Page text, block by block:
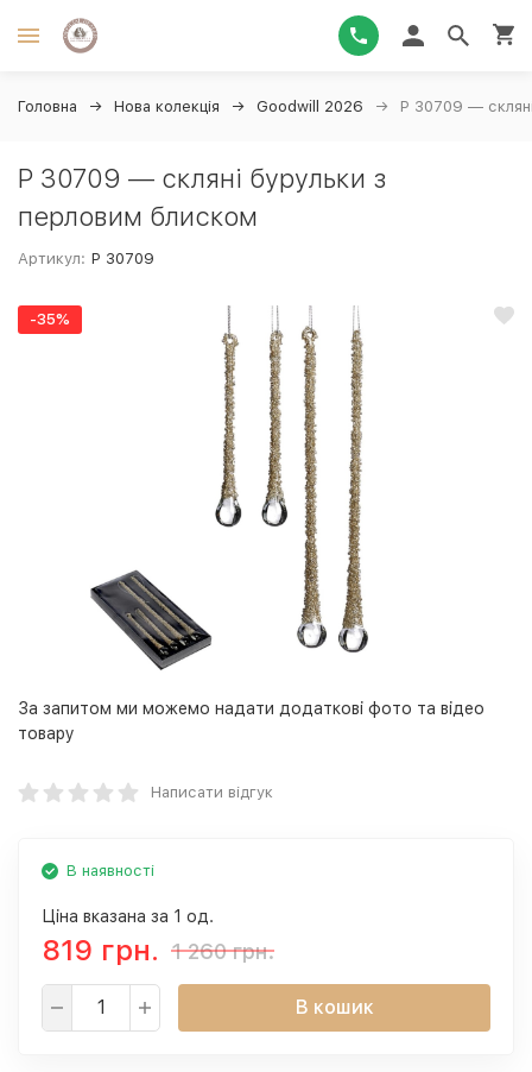
Головна Нова колекція Goodwill 2026 P 30709 —
P 30709 — скляні бурульки з
перловим блиском
Артикул: P 30709
-35%
За запитом ми можемо надати додаткові фото та відео
товару
Написати відгук
В наявності
Ціна вказана за 1 од.
819 грн. 1 260 грн.
В кошик